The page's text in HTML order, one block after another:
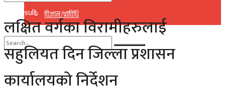
विज्ञान/प्राविधि
No Result
View All Result
No Result
View All Result
लक्षित वर्गका विरामीहरुलाई
सहुलियत दिन जिल्ला प्रशासन
कार्यालयको निर्देशन